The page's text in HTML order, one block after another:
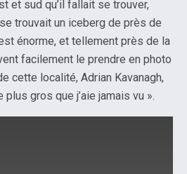
et sud qu’il fallait se trouver,
trouvait un iceberg de près de
énorme, et tellement près de la
facilement le prendre en photo
cette localité, Adrian Kavanagh,
plus gros que j’aie jamais vu ».